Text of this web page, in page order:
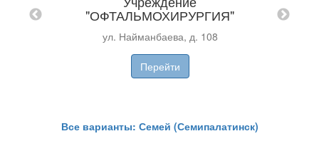
"ОФТАЛЬМОХИРУРГИЯ"
ул. Найманбаева, д. 108
Перейти
Все варианты: Семей (Семипалатинск)